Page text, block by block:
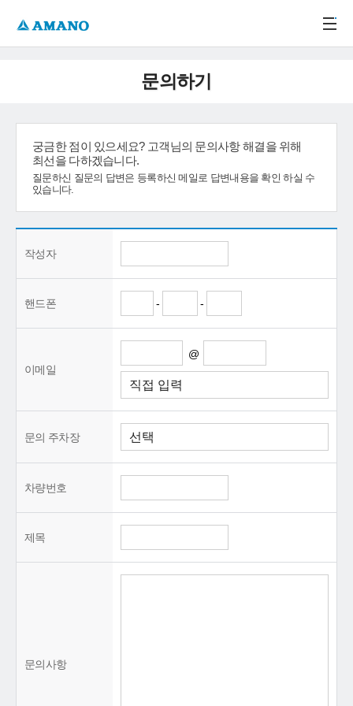
문의하기
궁금한 점이 있으세요? 고객님의 문의사항 해결을 위해
최선을 다하겠습니다.
질문하신 질문의 답변은 등록하신 메일로 답변내용을 확인 하실 수
있습니다.
작성자
핸드폰 - -
이메일
@
문의 주차장
차량번호
제목
문의사항